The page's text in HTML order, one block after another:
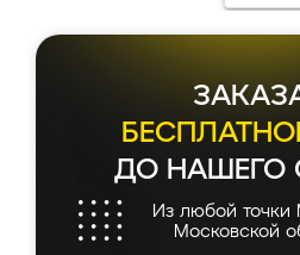
ДО НАШЕГО
Из любой точки
Московской